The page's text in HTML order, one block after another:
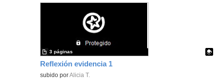
Reflexión evidencia 1
Contenido educativo.
subido porAlicia T.
3 páginas